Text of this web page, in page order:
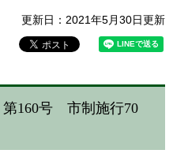
更新日：2021年5月30日更新
第160号 市制施行70